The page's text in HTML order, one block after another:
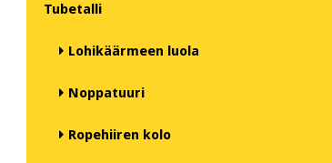
Tubetalli
Lohikäärmeen luola
Noppatuuri
Ropehiiren kolo